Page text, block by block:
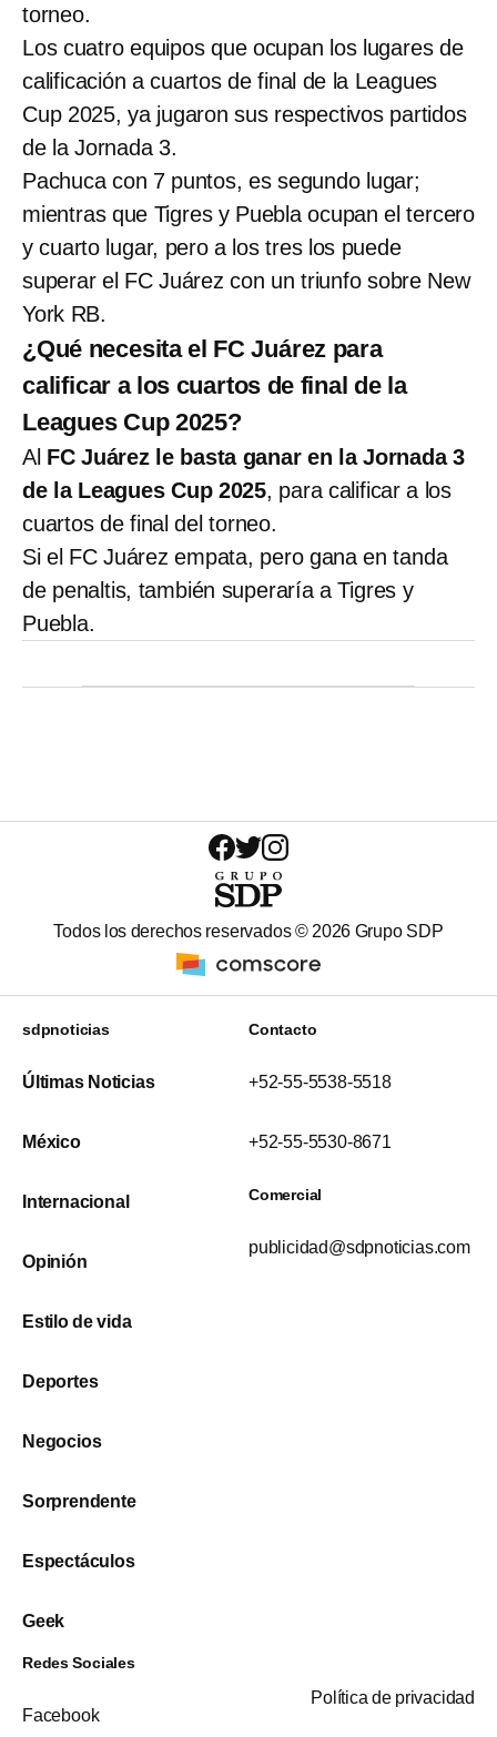
torneo.
Los cuatro equipos que ocupan los lugares de
calificación a cuartos de final de la Leagues
Cup 2025, ya jugaron sus respectivos partidos
de la Jornada 3.
Pachuca con 7 puntos, es segundo lugar;
mientras que Tigres y Puebla ocupan el tercero
y cuarto lugar, pero a los tres los puede
superar el FC Juárez con un triunfo sobre New
York RB.
¿Qué necesita el FC Juárez para
calificar a los cuartos de final de la
Leagues Cup 2025?
Al FC Juárez le basta ganar en la Jornada 3
de la Leagues Cup 2025, para calificar a los
cuartos de final del torneo.
Si el FC Juárez empata, pero gana en tanda
de penaltis, también superaría a Tigres y
Puebla.
Todos los derechos reservados © 2026 Grupo SDP
sdpnoticias
Últimas Noticias
México
Internacional
Opinión
Estilo de vida
Deportes
Negocios
Sorprendente
Espectáculos
Geek
Contacto
+52-55-5538-5518
+52-55-5530-8671
Comercial
publicidad@sdpnoticias.com
Redes Sociales
Facebook
Política de privacidad